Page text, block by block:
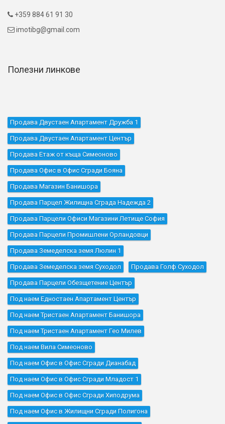
 +359 884 61 91 30
 imotibg@gmail.com
Полезни линкове
Продава Двустаен Апартамент Дружба 1
Продава Двустаен Апартамент Център
Продава Етаж от къща Симеоново
Продава Офис в Офис Сгради Бояна
Продава Магазин Банишора
Продава Парцел Жилищна Сграда Надежда 2
Продава Парцели Офиси Магазини Летище София
Продава Парцели Промишлени Орландовци
Продава Земеделска земя Люлин 1
Продава Земеделска земя Суходол Продава Голф Суходол
Продава Парцели Обезщетение Център
Под наем Едностаен Апартамент Център
Под наем Тристаен Апартамент Банишора
Под наем Тристаен Апартамент Гео Милев
Под наем Вила Симеоново
Под наем Офис в Офис Сгради Дианабад
Под наем Офис в Офис Сгради Младост 1
Под наем Офис в Офис Сгради Хиподрума
Под наем Офис в Жилищни Сгради Полигона